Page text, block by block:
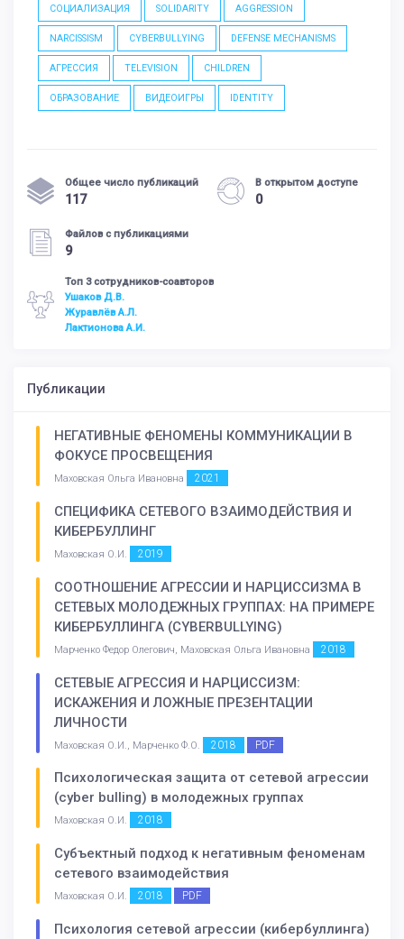
СОЦИАЛИЗАЦИЯ SOLIDARITY AGGRESSION
NARCISSISM CYBERBULLYING DEFENSE MECHANISMS
АГРЕССИЯ TELEVISION CHILDREN
ОБРАЗОВАНИЕ ВИДЕОИГРЫ IDENTITY
Общее число публикаций
117
В открытом доступе
0
Файлов с публикациями
9
Топ 3 сотрудников-соавторов
Ушаков Д.В.
Журавлёв А.Л.
Лактионова А.И.
Публикации
НЕГАТИВНЫЕ ФЕНОМЕНЫ КОММУНИКАЦИИ В
ФОКУСЕ ПРОСВЕЩЕНИЯ
Маховская Ольга Ивановна 2021
СПЕЦИФИКА СЕТЕВОГО ВЗАИМОДЕЙСТВИЯ И
КИБЕРБУЛЛИНГ
Маховская О.И. 2019
СООТНОШЕНИЕ АГРЕССИИ И НАРЦИССИЗМА В
СЕТЕВЫХ МОЛОДЕЖНЫХ ГРУППАХ: НА ПРИМЕРЕ
КИБЕРБУЛЛИНГА (CYBERBULLYING)
Марченко Федор Олегович, Маховская Ольга Ивановна 2018
СЕТЕВЫЕ АГРЕССИЯ И НАРЦИССИЗМ:
ИСКАЖЕНИЯ И ЛОЖНЫЕ ПРЕЗЕНТАЦИИ
ЛИЧНОСТИ
Маховская О.И., Марченко Ф.О. 2018 PDF
Психологическая защита от сетевой агрессии
(cyber bulling) в молодежных группах
Маховская О.И. 2018
Субъектный подход к негативным феноменам
сетевого взаимодействия
Маховская О.И. 2018 PDF
Психология сетевой агрессии (кибербуллинга)